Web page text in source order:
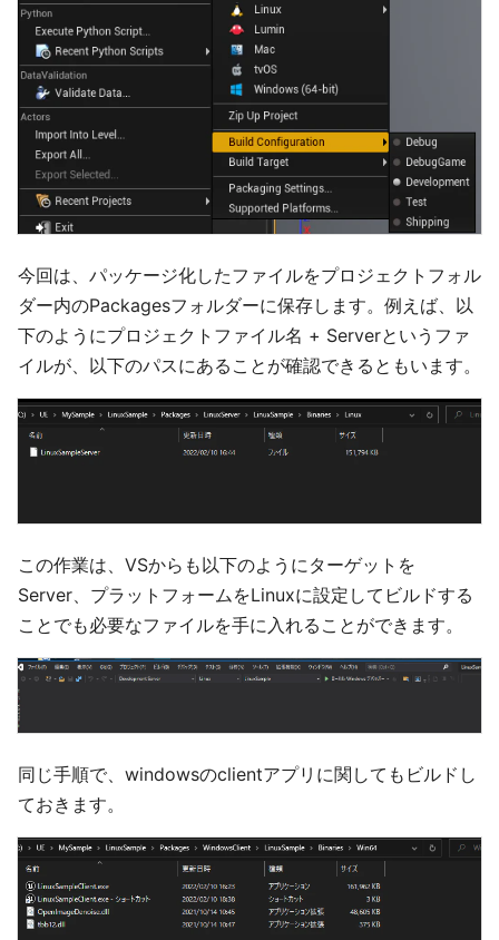
今回は、パッケージ化したファイルをプロジェクトフォル
ダー内のPackagesフォルダーに保存します。例えば、以
下のようにプロジェクトファイル名 + Serverというファ
イルが、以下のパスにあることが確認できるともいます。
この作業は、VSからも以下のようにターゲットを
Server、プラットフォームをLinuxに設定してビルドする
ことでも必要なファイルを手に入れることができます。
同じ手順で、windowsのclientアプリに関してもビルドし
ておきます。